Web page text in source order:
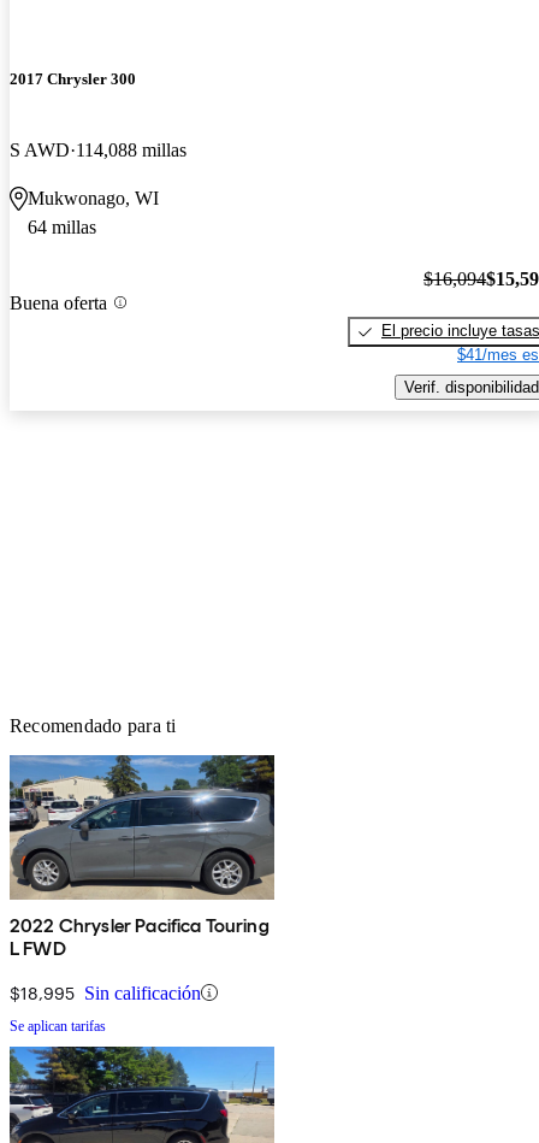
2017 Chrysler 300
S AWD 114,088 millas
Mukwonago, WI
64 millas
Buena oferta
$16,094
El precio incluye tasas
$41/mes
Verif. disponibilidad
Recomendado para ti
2022 Chrysler Pacifica Touring
L FWD
$18,995 Sin calificación
Se aplican tarifas